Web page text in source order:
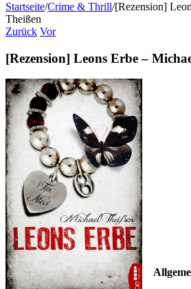
Startseite/Crime & Thrill/[Rezension]
Theißen
Zurück Vor
[Rezension] Leons Erbe –